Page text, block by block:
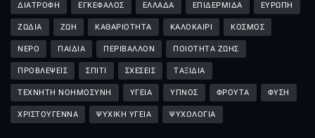
ΔΙΑΤΡΟΦΗ ΕΓΚΕΦΑΛΟΣ ΕΛΛΑΔΑ ΕΠΙΔΕΡΜΙΔΑ ΕΥΡΩΠΗ
ΖΩΔΙΑ ΖΩΗ ΚΑΘΑΡΙΟΤΗΤΑ ΚΑΛΟΚΑΙΡΙ ΚΟΣΜΟΣ
ΝΕΡΟ ΠΑΙΔΙΑ ΠΕΡΙΒΑΛΛΟΝ ΠΟΙΟΤΗΤΑ ΖΩΗΣ
ΠΡΟΒΛΕΨΕΙΣ ΣΠΙΤΙ ΣΧΕΣΕΙΣ ΤΑΞΙΔΙΑ
ΤΕΧΝΗΤΗ ΝΟΗΜΟΣΥΝΗ ΥΓΕΙΑ ΥΠΝΟΣ ΦΡΟΥΤΑ ΦΥΣΗ
ΧΡΙΣΤΟΥΓΕΝΝΑ ΨΥΧΙΚΗ ΥΓΕΙΑ ΨΥΧΟΛΟΓΙΑ